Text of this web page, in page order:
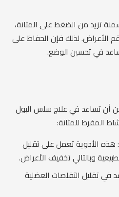
تزيد من الضغط على المثانة،
الأعراض. لذلك فإن الحفاظ على
في تحسين الوضع.
أن تساعد في علاج سلس البول
المفرط للمثانة:
: هذه الأدوية تعمل على تقليل
وبالتالي تخفيف الأعراض.
في تقليل التقلصات العضلية